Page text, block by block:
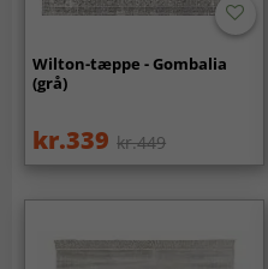
Wilton-tæppe - Gombalia
(grå)
kr.339 kr.449